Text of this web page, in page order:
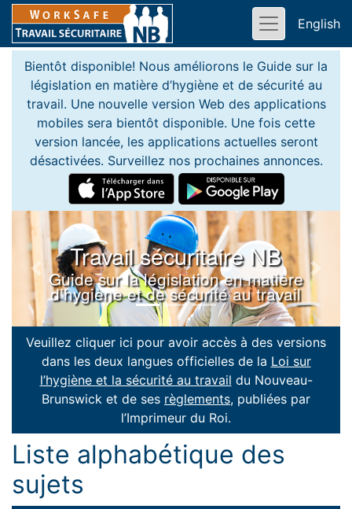
English
Bientôt disponible! Nous améliorons le Guide sur la
législation en matière d’hygiène et de sécurité au
travail. Une nouvelle version Web des applications
mobiles sera bientôt disponible. Une fois cette
version lancée, les applications actuelles seront
désactivées. Surveillez nos prochaines annonces.
Travail sécuritaire NB
Guide sur la législation en matière
d’hygiène et de sécurité au travail
Previous slide Next
Veuillez cliquer ici pour avoir accès à des versions
dans les deux langues officielles de la Loi sur
l’hygiène et la sécurité au travail du Nouveau-
Brunswick et de ses règlements, publiées par
l’Imprimeur du Roi.
Liste alphabétique des
sujets